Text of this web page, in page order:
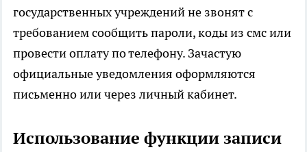
государственных учреждений не звонят с
требованием сообщить пароли, коды из смс или
провести оплату по телефону. Зачастую
официальные уведомления оформляются
письменно или через личный кабинет.
Использование функции записи